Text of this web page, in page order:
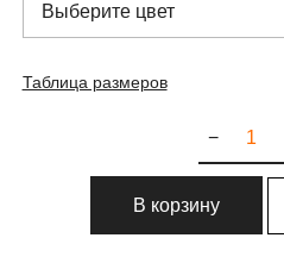
Выберите цвет
Таблица размеров
−
В корзину